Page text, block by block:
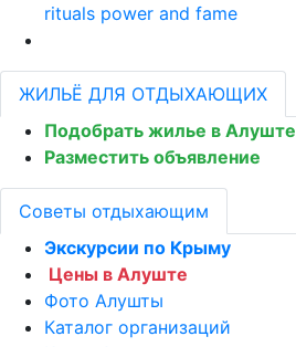
rituals power and fame
ЖИЛЬЁ ДЛЯ ОТДЫХАЮЩИХ
Подобрать жилье в Алуште
Разместить объявление
Советы отдыхающим
Экскурсии по Крыму
Цены в Алуште
Фото Алушты
Каталог организаций